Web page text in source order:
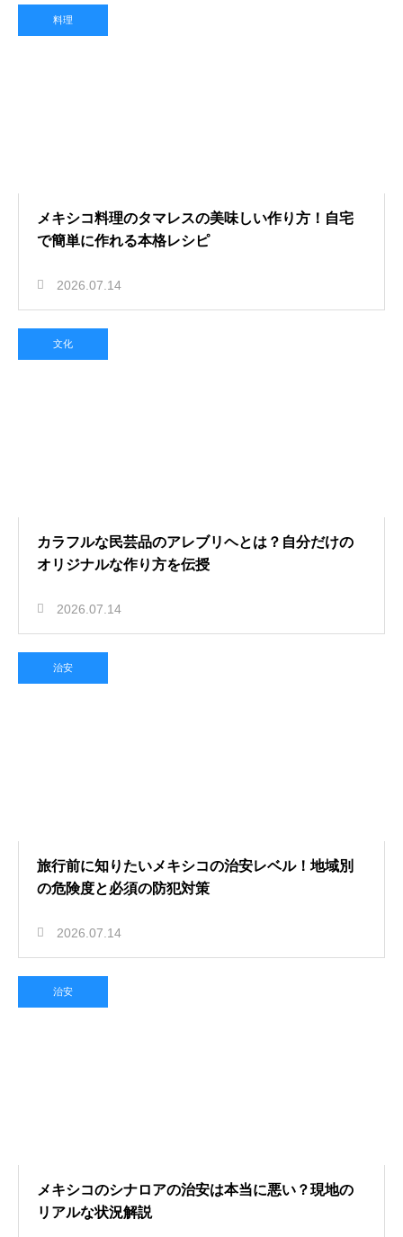
料理
メキシコ料理のタマレスの美味しい作り方！自宅
で簡単に作れる本格レシピ
2026.07.14
文化
カラフルな民芸品のアレブリヘとは？自分だけの
オリジナルな作り方を伝授
2026.07.14
治安
旅行前に知りたいメキシコの治安レベル！地域別
の危険度と必須の防犯対策
2026.07.14
治安
メキシコのシナロアの治安は本当に悪い？現地の
リアルな状況解説